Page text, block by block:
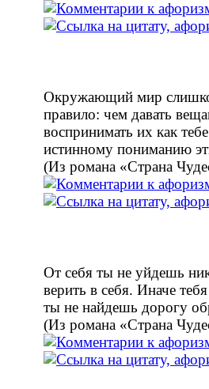
Окружающий мир
правило: чем давать
воспринимать их как
истинному пониманию
(Из романа «Страна
От себя ты не уйдешь
верить в себя. Иначе
ты не найдешь дорогу
(Из романа «Страна